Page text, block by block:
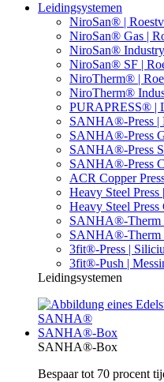
Leidingsystemen
NiroSan® |
NiroSan® Gas |
NiroSan®
NiroSan® SF |
NiroTherm® |
NiroTherm®
PURAPRESS® |
SANHA®-Press |
SANHA®-Press
SANHA®-Press
SANHA®-Press
ACR Copper
Heavy Steel Press
Heavy Steel
SANHA®-Therm
SANHA®-Therm
3fit®-Press |
3fit®-Push |
Leidingsystemen
SANHA®-Box
SANHA®-Box
Bespaar tot 70 procent